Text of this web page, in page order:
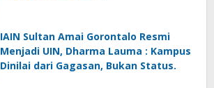
IAIN Sultan Amai Gorontalo Resmi
Menjadi UIN, Dharma Lauma : Kampus
Dinilai dari Gagasan, Bukan Status.